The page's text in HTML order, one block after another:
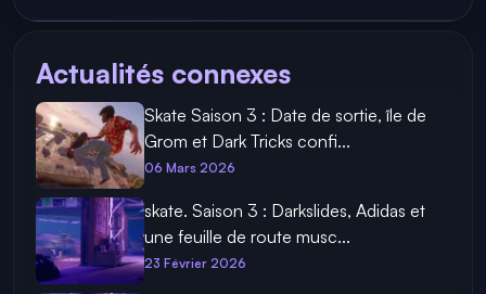
Actualités connexes
Skate Saison 3 : Date de sortie, île de
Grom et Dark Tricks confi...
06 Mars 2026
skate. Saison 3 : Darkslides, Adidas et
une feuille de route musc...
23 Février 2026